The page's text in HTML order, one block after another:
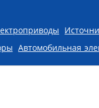
Автомобильная